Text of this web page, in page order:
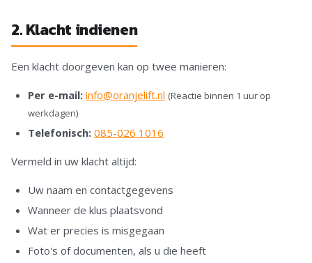
2. Klacht indienen
Een klacht doorgeven kan op twee manieren:
Per e-mail: info@oranjelift.nl (Reactie binnen 1 uur op
werkdagen)
Telefonisch: 085-026 1016
Vermeld in uw klacht altijd:
Uw naam en contactgegevens
Wanneer de klus plaatsvond
Wat er precies is misgegaan
Foto's of documenten, als u die heeft